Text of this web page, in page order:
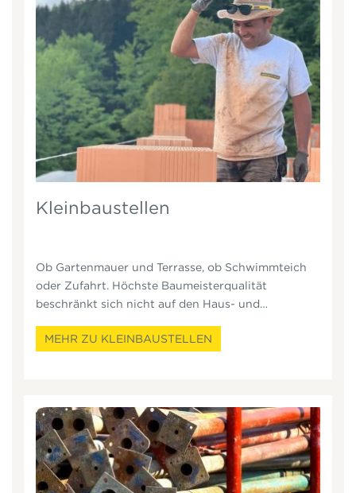
Kleinbaustellen
Ob Gartenmauer und Terrasse, ob Schwimmteich
oder Zufahrt. Höchste Baumeisterqualität
beschränkt sich nicht auf den Haus- und
von uns optimal umgesetzt.
Die Liebe zum Detail und die Auswahl der richtigen
MEHR ZU KLEINBAUSTELLEN